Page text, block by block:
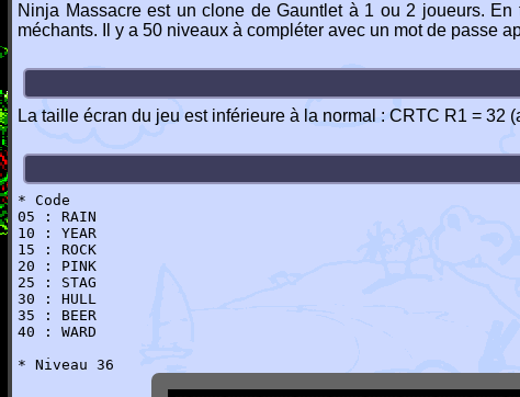
Ninja Massacre est un clone de Gauntlet à 1 ou 2 joueurs.
méchants. Il y a 50 niveaux à compléter avec un mot de passe
La taille écran du jeu est inférieure à la normal : CRTC R1 = 32
* Code
05 : RAIN
10 : YEAR
15 : ROCK
20 : PINK
25 : STAG
30 : HULL
35 : BEER
40 : WARD
* Niveau 36